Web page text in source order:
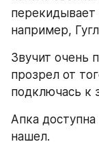
перекидывает
например,
Звучит очень
прозрел от
подключась к
Апка доступна
нашел.